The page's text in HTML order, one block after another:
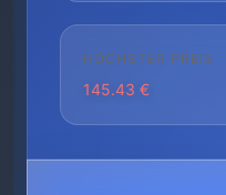
HÖCHSTER PREIS
145.43 €